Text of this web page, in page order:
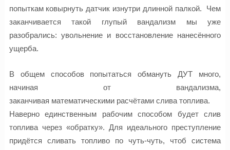
попыткам ковырнуть датчик изнутри длинной палкой. Чем
заканчивается такой глупый вандализм мы уже
разобрались: увольнение и восстановление нанесённого
ущерба.
В общем способов попытаться обмануть ДУТ много,
начиная от вандализма,
заканчивая математическимирасчётами слива топлива.
Наверно единственным рабочим способом будет слив
топлива через «обратку». Для идеального преступление
придётся сливать топливо по чуть-чуть, чтоб система